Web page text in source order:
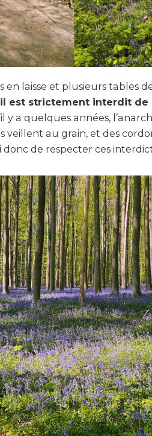
en laisse et plusieurs tables
il est strictement interdit de
y a quelques années,
veillent au grain, et des
de respecter ces